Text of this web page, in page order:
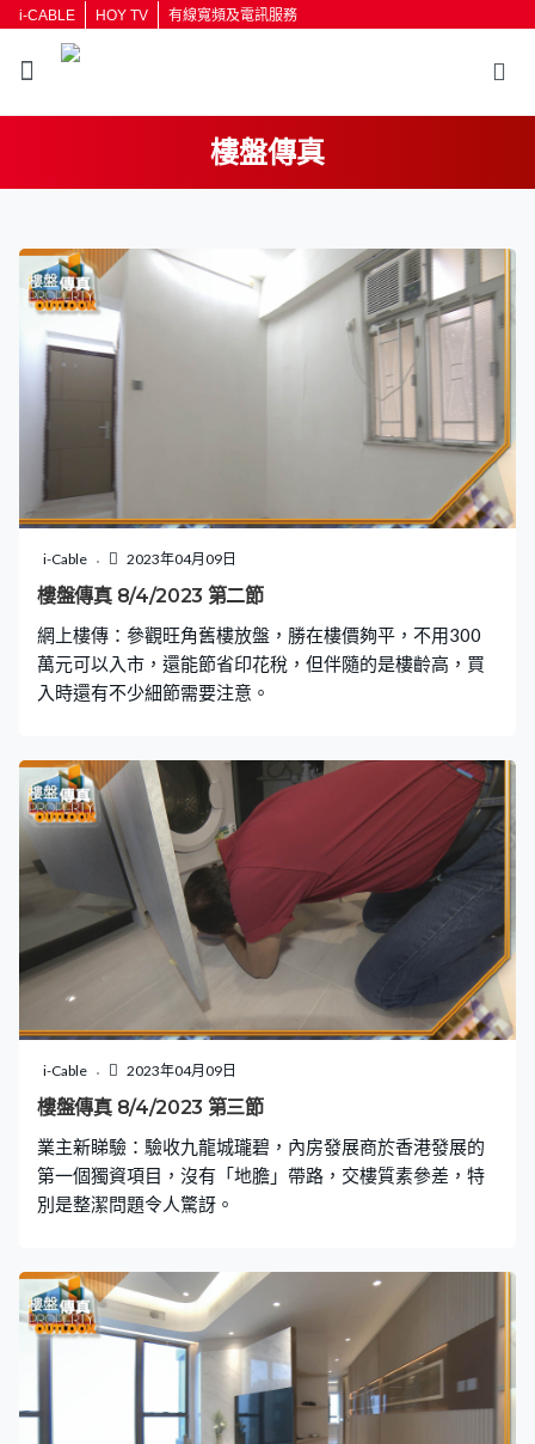
i-CABLE HOY TV 有線寬頻及電訊服務
樓盤傳真
i-Cable 2023年04月09日
樓盤傳真 8/4/2023 第二節
網上樓傳：參觀旺角舊樓放盤，勝在樓價夠平，不用300
萬元可以入市，還能節省印花稅，但伴隨的是樓齡高，買
入時還有不少細節需要注意。
i-Cable 2023年04月09日
樓盤傳真 8/4/2023 第三節
業主新睇驗：驗收九龍城瓏碧，內房發展商於香港發展的
第一個獨資項目，沒有「地膽」帶路，交樓質素參差，特
別是整潔問題令人驚訝。